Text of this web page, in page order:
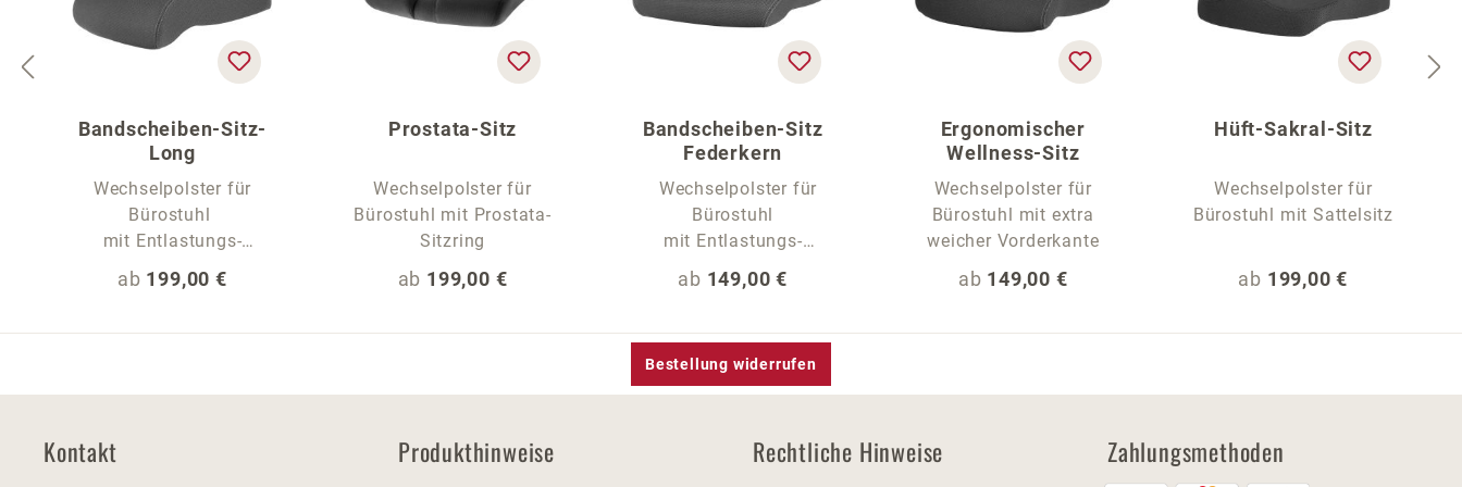
Bandscheiben-Sitz-
Long
Wechselpolster für
Bürostuhl
mit Entlastungs-
Sitzwelle und extra
langer Sitzfläche
Regulärer Preis:
ab 199,00 €
Prostata-Sitz
Wechselpolster für
Bürostuhl mit Prostata-
Sitzring
Regulärer Preis:
ab 199,00 €
Bandscheiben-Sitz
Federkern
Wechselpolster für
Bürostuhl
mit Entlastungs-
Sitzwelle
Regulärer Preis:
ab 149,00 €
Ergonomischer
Wellness-Sitz
Wechselpolster für
Bürostuhl mit extra
weicher Vorderkante
Regulärer Preis:
ab 149,00 €
Hüft-Sakral-Sitz
Wechselpolster für
Bürostuhl mit Sattelsitz
Regulärer Preis:
ab 199,00 €
Bestellung widerrufen
Kontakt Produkthinweise Rechtliche Hinweise Zahlungsmethoden